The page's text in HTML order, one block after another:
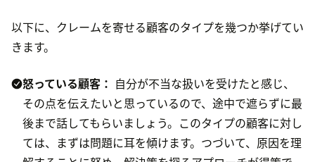
以下に、クレームを寄せる顧客のタイプを幾つか挙げてい
きます。
怒っている顧客： 自分が不当な扱いを受けたと感じ、
その点を伝えたいと思っているので、途中で遮らずに最
後まで話してもらいましょう。このタイプの顧客に対し
ては、まずは問題に耳を傾けます。つづいて、原因を理